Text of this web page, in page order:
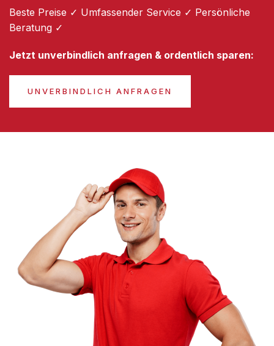
Beste Preise ✓ Umfassender Service ✓ Persönliche
Beratung ✓
Jetzt unverbindlich anfragen & ordentlich sparen:
UNVERBINDLICH ANFRAGEN